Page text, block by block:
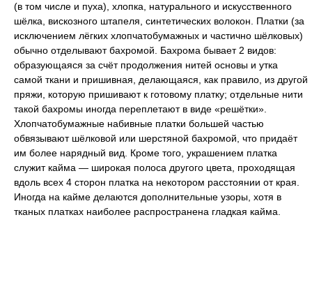
(в том числе и пуха), хлопка, натурального и искусственного
шёлка, вискозного штапеля, синтетических волокон. Платки (за
исключением лёгких хлопчатобумажных и частично шёлковых)
обычно отделывают бахромой. Бахрома бывает 2 видов:
образующаяся за счёт продолжения нитей основы и утка
самой ткани и пришивная, делающаяся, как правило, из другой
пряжи, которую пришивают к готовому платку; отдельные нити
такой бахромы иногда переплетают в виде «решётки».
Хлопчатобумажные набивные платки большей частью
обвязывают шёлковой или шерстяной бахромой, что придаёт
им более нарядный вид. Кроме того, украшением платка
служит кайма — широкая полоса другого цвета, проходящая
вдоль всех 4 сторон платка на некотором расстоянии от края.
Иногда на кайме делаются дополнительные узоры, хотя в
тканых платках наиболее распространена гладкая кайма.